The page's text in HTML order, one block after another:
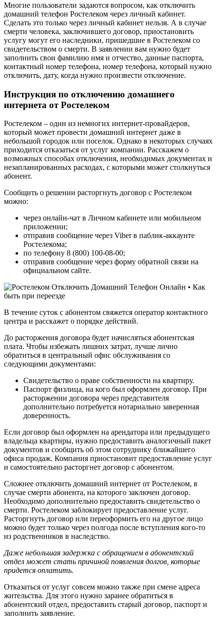
Многие пользователи задаются вопросом, как отключить
домашний телефон Ростелеком через личный кабинет.
Сделать это только через личный кабинет нельзя. А в случае
смерти человека, заключившего договор, приостановить
услугу могут его наследники, пришедшие в Ростелеком со
свидетельством о смерти. В заявлении вам нужно будет
заполнить свои фамилию имя и отчество, данные паспорта,
контактный номер телефона, номер телефона, который нужно
отключить, дату, когда нужно произвести отключение.
Инструкция по отключению домашнего
интернета от Ростелеком
Ростелеком – один из немногих интернет-провайдеров,
который может провести домашний интернет даже в
небольшой городок или поселок. Однако в некоторых случаях
приходится отказаться от услуг компании. Расскажем о
возможных способах отключения, необходимых документах и
незапланированных расходах, с которыми может столкнуться
абонент.
Сообщить о решении расторгнуть договор с Ростелеком
можно:
через онлайн-чат в Личном кабинете или мобильном
приложении;
отправив сообщение через Viber в паблик-аккаунте
Ростелекома;
по телефону 8 (800) 100-08-00;
отправив сообщение через форму обратной связи на
официальном сайте.
В течение суток с абонентом свяжется оператор контактного
центра и расскажет о порядке действий.
До расторжения договора будет начисляться абонентская
плата. Чтобы избежать лишних затрат, лучше лично
обратиться в центральный офис обслуживания со
следующими документами:
Свидетельство о праве собственности на квартиру.
Паспорт физлица, на кого был оформлен договор. При
расторжении договора через представителя
дополнительно потребуется нотариально заверенная
доверенность.
Если договор был оформлен на арендатора или предыдущего
владельца квартиры, нужно предоставить аналогичный пакет
документов и сообщить об этом сотруднику ближайшего
офиса продаж. Компания приостановит предоставление услуг
и самостоятельно расторгнет договор с абонентом.
Сложнее отключить домашний интернет от Ростелеком, в
случае смерти абонента, на которого заключен договор.
Необходимо дополнительно предоставить свидетельство о
смерти. Ростелеком заблокирует предоставление услуг.
Расторгнуть договор или переоформить его на другое лицо
можно будет только через полгода после вступления кого-то
из родственников в наследство.
Даже небольшая задержка с обращением в абонентский
отдел может стать причиной появления долгов, которые
придется оплатить.
Отказаться от услуг совсем можно также при смене адреса
жительства. Для этого нужно заранее обратиться в
абонентский отдел, предоставить старый договор, паспорт и
заполнить заявление.